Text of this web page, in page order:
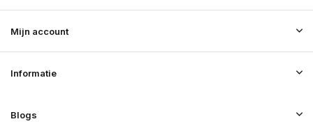
Mijn account
Informatie
Blogs